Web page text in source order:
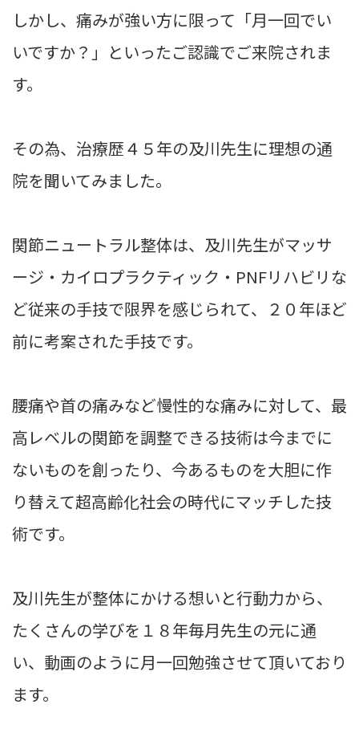
しかし、痛みが強い方に限って「月一回でい
いですか？」といったご認識でご来院されま
す。
その為、治療歴４５年の及川先生に理想の通
院を聞いてみました。
関節ニュートラル整体は、及川先生がマッサ
ージ・カイロプラクティック・PNFリハビリな
ど従来の手技で限界を感じられて、２０年ほど
前に考案された手技です。
腰痛や首の痛みなど慢性的な痛みに対して、最
高レベルの関節を調整できる技術は今までに
ないものを創ったり、今あるものを大胆に作
り替えて超高齢化社会の時代にマッチした技
術です。
及川先生が整体にかける想いと行動力から、
たくさんの学びを１８年毎月先生の元に通
い、動画のように月一回勉強させて頂いており
ます。